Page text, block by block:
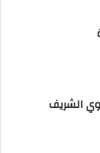
الشريف